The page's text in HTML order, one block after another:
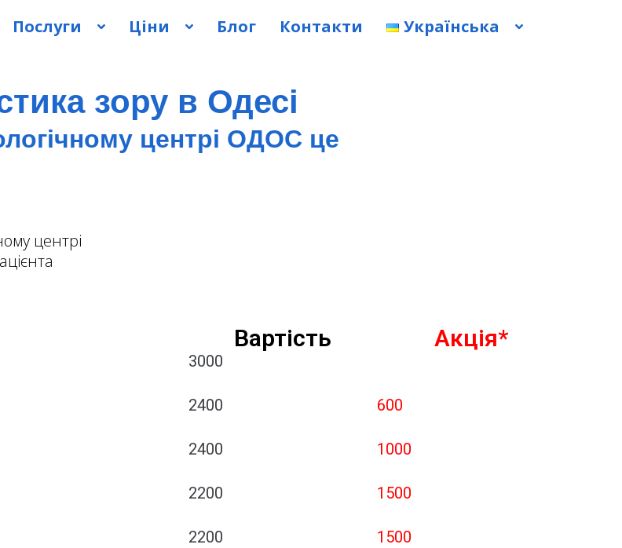
Послуги Ціни Блог Контакти Українська
зору в Одесі
центрі ОДОС це
центрі
Вартість Акція*
3000
2400 600
2400 1000
2200 1500
2200 1500